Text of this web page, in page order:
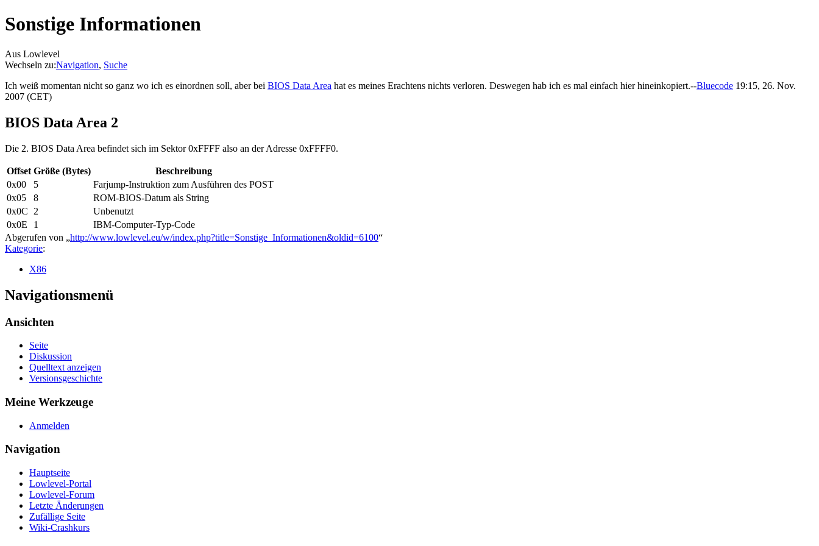
Sonstige Informationen
Aus Lowlevel
Wechseln zu:Navigation, Suche
Ich weiß momentan nicht so ganz wo ich es einordnen soll, aber bei BIOS Data Area hat es meines Erachtens nichts verloren. Deswegen hab ich es mal einfach hier hineinkopiert.--Bluecode 19:15, 26. Nov.
2007 (CET)
BIOS Data Area 2
Die 2. BIOS Data Area befindet sich im Sektor 0xFFFF also an der Adresse 0xFFFF0.
Offset Größe (Bytes)
Beschreibung
0x00
5
Farjump-Instruktion zum Ausführen des POST
0x05
8
ROM-BIOS-Datum als String
0x0C
2
Unbenutzt
0x0E
1
IBM-Computer-Typ-Code
Abgerufen von „http://www.lowlevel.eu/w/index.php?title=Sonstige_Informationen&oldid=6100“
Kategorie:
X86
Navigationsmenü
Ansichten
Seite
Diskussion
Quelltext anzeigen
Versionsgeschichte
Meine Werkzeuge
Anmelden
Navigation
Hauptseite
Lowlevel-Portal
Lowlevel-Forum
Letzte Änderungen
Zufällige Seite
Wiki-Crashkurs